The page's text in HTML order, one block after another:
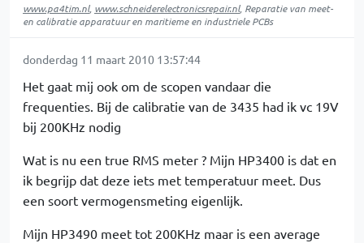
www.pa4tim.nl, www.schneiderelectronicsrepair.nl, Reparatie van meet-
en calibratie apparatuur en maritieme en industriele PCBs
donderdag 11 maart 2010 13:57:44
Het gaat mij ook om de scopen vandaar die
frequenties. Bij de calibratie van de 3435 had ik vc 19V
bij 200KHz nodig
Wat is nu een true RMS meter ? Mijn HP3400 is dat en
ik begrijp dat deze iets met temperatuur meet. Dus
een soort vermogensmeting eigenlijk.
Mijn HP3490 meet tot 200KHz maar is een average